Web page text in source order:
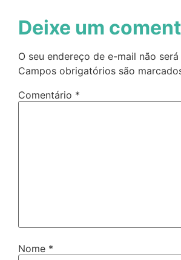
Deixe um
O seu endereço de e-mail não
Campos obrigatórios são
Comentário *
Nome *